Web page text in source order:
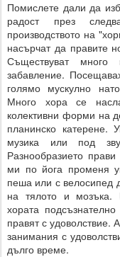
Помислете дали да
радост през
производството на
насърчат да правите
Съществуват
забавление.
голямо мускулно
Много хора се
колективни форми на
планинско
музика или под
Разнообразието
ми по йога променя
пеша или с велосипед
на тялото и мозъка.
хората
правят с удоволствие.
занимания с
дълго време.